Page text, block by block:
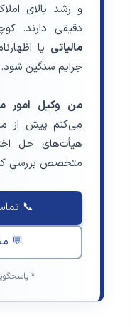
و رشد بالای
دقیقی دارند.
مالیاتی یا
جرایم سنگین شود.
من وکیل امور
می‌کنم پیش از
هیأت‌های حل
متخصص بررسی
📞
💬
*